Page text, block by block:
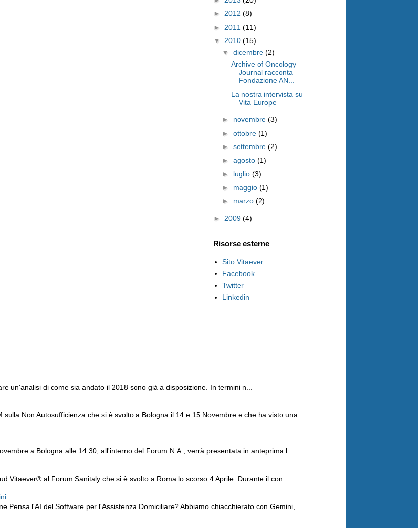
► 2012 (8)
► 2011 (11)
▼ 2010 (15)
▼ dicembre (2)
Archive of Oncology
Journal racconta
Fondazione AN...
La nostra intervista su
Vita Europe
► novembre (3)
► ottobre (1)
► settembre (2)
► agosto (1)
► luglio (3)
► maggio (1)
► marzo (2)
► 2009 (4)
Risorse esterne
Sito Vitaever
Facebook
Twitter
Linkedin
un'analisi di come sia andato il 2018 sono già a disposizione. In termini n...
Non Autosufficienza che si è svolto a Bologna il 14 e 15 Novembre e che ha visto una
a Bologna alle 14.30, all'interno del Forum N.A., verrà presentata in anteprima l...
Vitaever® al Forum Sanitaly che si è svolto a Roma lo scorso 4 Aprile. Durante il con...
Pensa l'AI del Software per l'Assistenza Domiciliare? Abbiamo chiacchierato con Gemini,